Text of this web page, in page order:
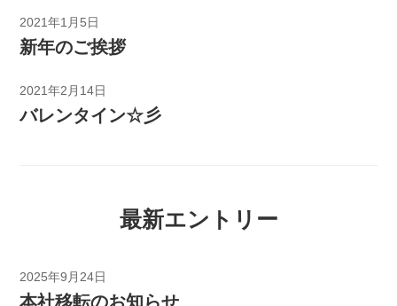
2021年1月5日
新年のご挨拶
2021年2月14日
バレンタイン☆彡
最新エントリー
2025年9月24日
本社移転のお知らせ